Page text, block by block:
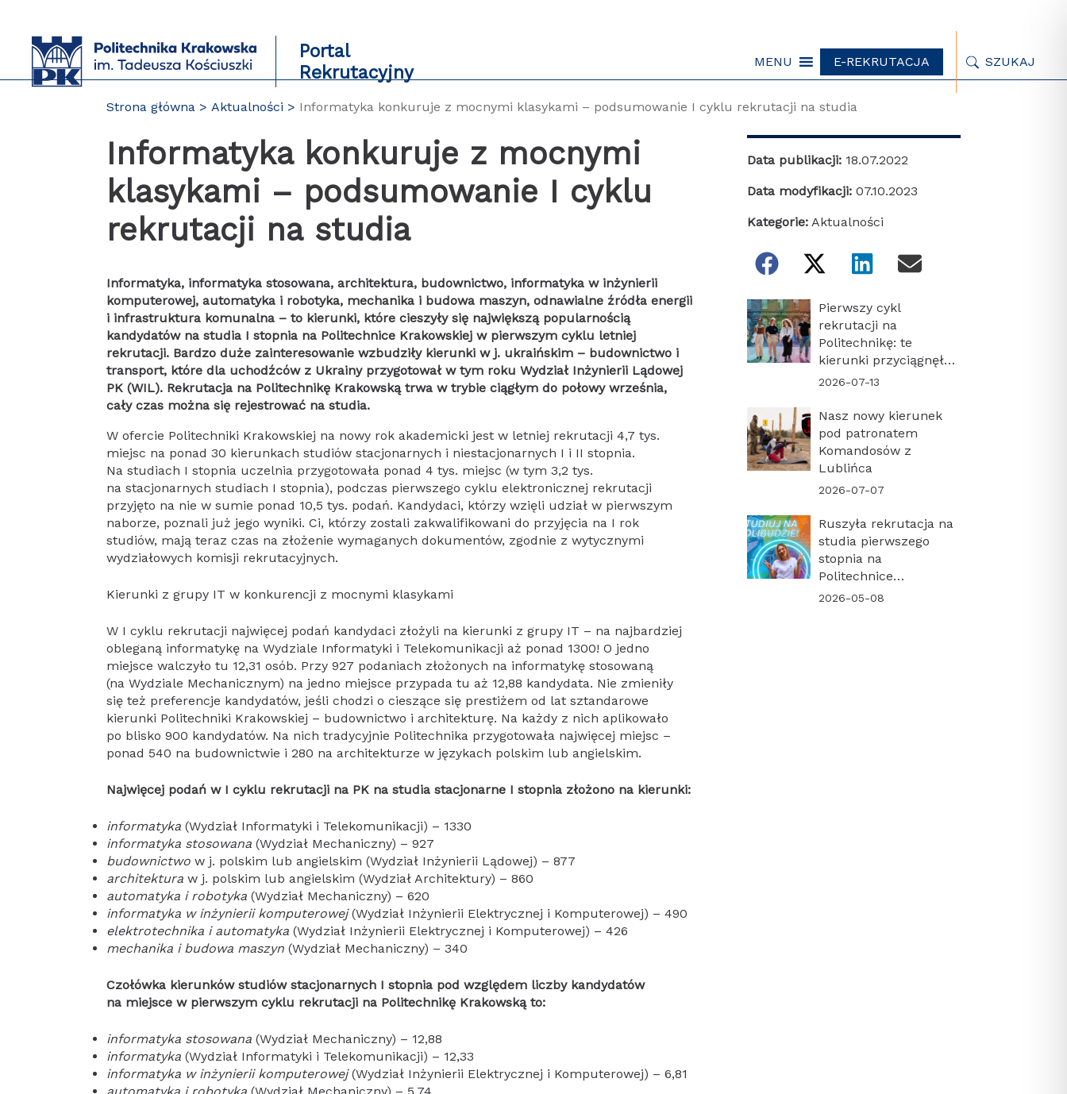
zawartości
Portal
Rekrutacyjny
MENU E-REKRUTACJA SZUKAJ
Strona główna Aktualności Informatyka konkuruje z mocnymi klasykami – podsumowanie I cyklu rekrutacji na studia
Informatyka konkuruje z mocnymi
klasykami – podsumowanie I cyklu
rekrutacji na studia
Informatyka, informatyka stosowana, architektura, budownictwo, informatyka w inżynierii
komputerowej, automatyka i robotyka, mechanika i budowa maszyn, odnawialne źródła energii
i infrastruktura komunalna – to kierunki, które cieszyły się największą popularnością
kandydatów na studia I stopnia na Politechnice Krakowskiej w pierwszym cyklu letniej
rekrutacji. Bardzo duże zainteresowanie wzbudziły kierunki w j. ukraińskim – budownictwo i
transport, które dla uchodźców z Ukrainy przygotował w tym roku Wydział Inżynierii Lądowej
PK (WIL). Rekrutacja na Politechnikę Krakowską trwa w trybie ciągłym do połowy września,
cały czas można się rejestrować na studia.
W ofercie Politechniki Krakowskiej na nowy rok akademicki jest w letniej rekrutacji 4,7 tys.
miejsc na ponad 30 kierunkach studiów stacjonarnych i niestacjonarnych I i II stopnia.
Na studiach I stopnia uczelnia przygotowała ponad 4 tys. miejsc (w tym 3,2 tys.
na stacjonarnych studiach I stopnia), podczas pierwszego cyklu elektronicznej rekrutacji
przyjęto na nie w sumie ponad 10,5 tys. podań. Kandydaci, którzy wzięli udział w pierwszym
naborze, poznali już jego wyniki. Ci, którzy zostali zakwalifikowani do przyjęcia na I rok
studiów, mają teraz czas na złożenie wymaganych dokumentów, zgodnie z wytycznymi
wydziałowych komisji rekrutacyjnych.
Kierunki z grupy IT w konkurencji z mocnymi klasykami
W I cyklu rekrutacji najwięcej podań kandydaci złożyli na kierunki z grupy IT – na najbardziej
obleganą informatykę na Wydziale Informatyki i Telekomunikacji aż ponad 1300! O jedno
miejsce walczyło tu 12,31 osób. Przy 927 podaniach złożonych na informatykę stosowaną
(na Wydziale Mechanicznym) na jedno miejsce przypada tu aż 12,88 kandydata. Nie zmieniły
się też preferencje kandydatów, jeśli chodzi o cieszące się prestiżem od lat sztandarowe
kierunki Politechniki Krakowskiej – budownictwo i architekturę. Na każdy z nich aplikowało
po blisko 900 kandydatów. Na nich tradycyjnie Politechnika przygotowała najwięcej miejsc –
ponad 540 na budownictwie i 280 na architekturze w językach polskim lub angielskim.
Najwięcej podań w I cyklu rekrutacji na PK na studia stacjonarne I stopnia złożono na kierunki:
informatyka (Wydział Informatyki i Telekomunikacji) – 1330
informatyka stosowana (Wydział Mechaniczny) – 927
budownictwo w j. polskim lub angielskim (Wydział Inżynierii Lądowej) – 877
architektura w j. polskim lub angielskim (Wydział Architektury) – 860
automatyka i robotyka (Wydział Mechaniczny) – 620
informatyka w inżynierii komputerowej(Wydział Inżynierii Elektrycznej i Komputerowej) – 490
elektrotechnika i automatyka (Wydział Inżynierii Elektrycznej i Komputerowej) – 426
mechanika i budowa maszyn (Wydział Mechaniczny) – 340
Czołówka kierunków studiów stacjonarnych I stopnia pod względem liczby kandydatów
na miejsce w pierwszym cyklu rekrutacji na Politechnikę Krakowską to:
informatyka stosowana (Wydział Mechaniczny) – 12,88
informatyka (Wydział Informatyki i Telekomunikacji) – 12,33
informatyka w inżynierii komputerowej(Wydział Inżynierii Elektrycznej i Komputerowej) – 6,81
Data publikacji: 18.07.2022
Data modyfikacji: 07.10.2023
Kategorie: Aktualności
Pierwszy cykl
rekrutacji na
Politechnikę: te
kierunki przyciągnęły
najwięcej kandydatów!
2026-07-13
Nasz nowy kierunek
pod patronatem
Komandosów z
Lublińca
2026-07-07
Ruszyła rekrutacja na
studia pierwszego
stopnia na
Politechnice
Krakowskiej. Sprawdź
2026-05-08